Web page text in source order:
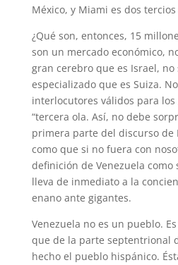
México, y Miami es dos
¿Qué son, entonces, 15
son un mercado económico,
gran cerebro que es Israel, no
especializado que es Suiza.
interlocutores válidos para
“tercera ola. Así, no debe
primera parte del discurso de
como que si no fuera con
definición de Venezuela
lleva de inmediato a la
enano ante gigantes.
Venezuela no es un pueblo.
que de la parte septentrional
hecho el pueblo hispánico.